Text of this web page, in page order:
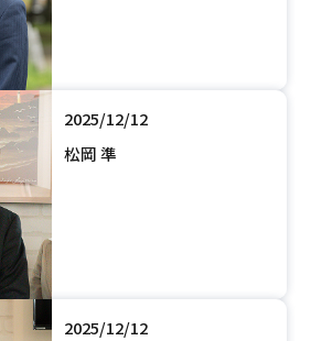
2025/12/12
松岡 準
2025/12/12